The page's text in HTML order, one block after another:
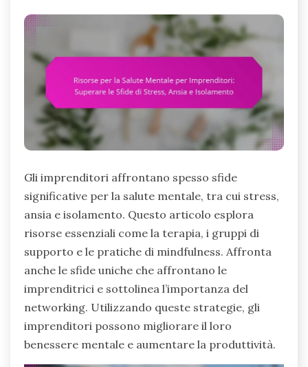
Gli imprenditori affrontano spesso sfide
significative per la salute mentale, tra cui stress,
ansia e isolamento. Questo articolo esplora
risorse essenziali come la terapia, i gruppi di
supporto e le pratiche di mindfulness. Affronta
anche le sfide uniche che affrontano le
imprenditrici e sottolinea l’importanza del
networking. Utilizzando queste strategie, gli
imprenditori possono migliorare il loro
benessere mentale e aumentare la produttività.